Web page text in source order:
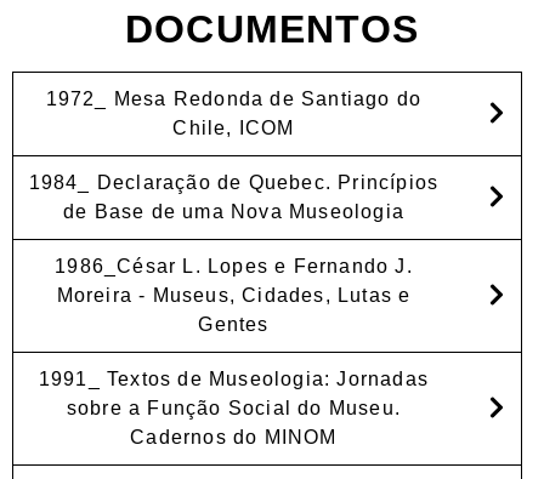
DOCUMENTOS
1972_ Mesa Redonda de Santiago do
Chile, ICOM
1984_ Declaração de Quebec. Princípios
de Base de uma Nova Museologia
1986_César L. Lopes e Fernando J.
Moreira - Museus, Cidades, Lutas e
Gentes
1991_ Textos de Museologia: Jornadas
sobre a Função Social do Museu.
Cadernos do MINOM